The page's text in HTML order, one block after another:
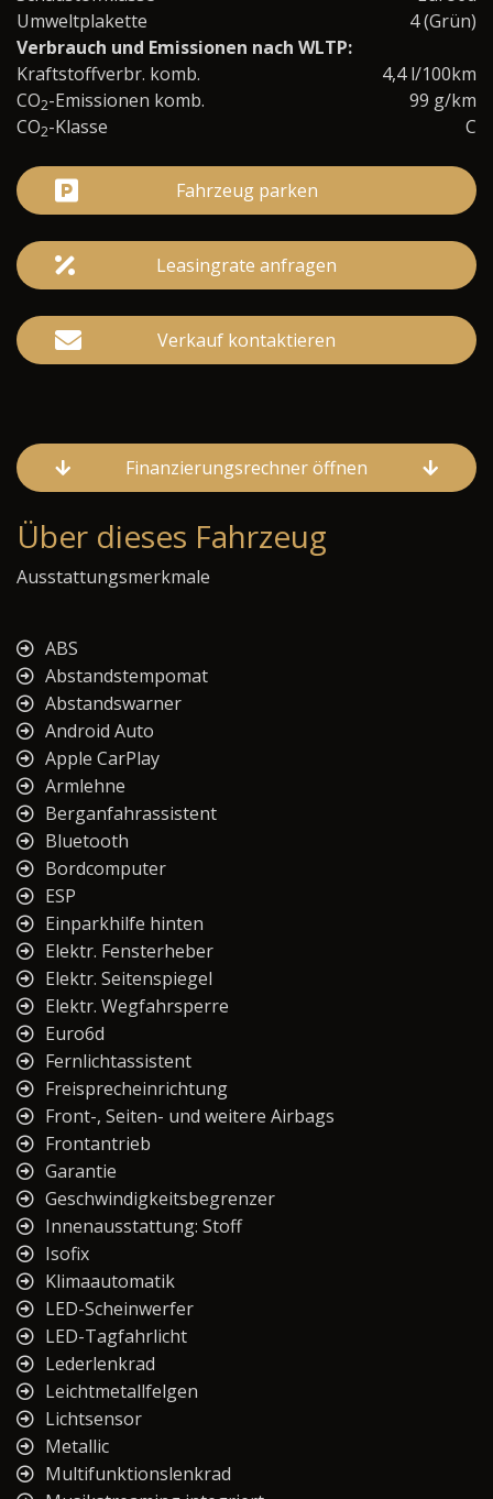
Umweltplakette
4 (Grün)
Verbrauch und Emissionen nach WLTP:
Kraftstoffverbr. komb.
4,4 l/100km
CO2-Emissionen komb.
99 g/km
CO2-Klasse C
Fahrzeug parken
Leasingrate anfragen
Verkauf kontaktieren
Finanzierungsrechner öffnen
Über dieses Fahrzeug
Ausstattungsmerkmale
ABS
Abstandstempomat
Abstandswarner
Android Auto
Apple CarPlay
Armlehne
Berganfahrassistent
Bluetooth
Bordcomputer
ESP
Einparkhilfe hinten
Elektr. Fensterheber
Elektr. Seitenspiegel
Elektr. Wegfahrsperre
Euro6d
Fernlichtassistent
Freisprecheinrichtung
Front-, Seiten- und weitere Airbags
Frontantrieb
Garantie
Geschwindigkeitsbegrenzer
Innenausstattung: Stoff
Isofix
Klimaautomatik
LED-Scheinwerfer
LED-Tagfahrlicht
Lederlenkrad
Leichtmetallfelgen
Lichtsensor
Metallic
Multifunktionslenkrad